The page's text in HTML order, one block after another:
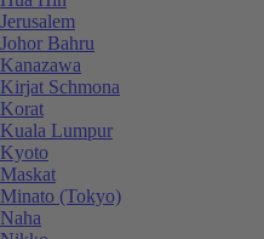
Jerusalem
Johor Bahru
Kanazawa
Kirjat Schmona
Korat
Kuala Lumpur
Kyoto
Maskat
Minato (Tokyo)
Naha